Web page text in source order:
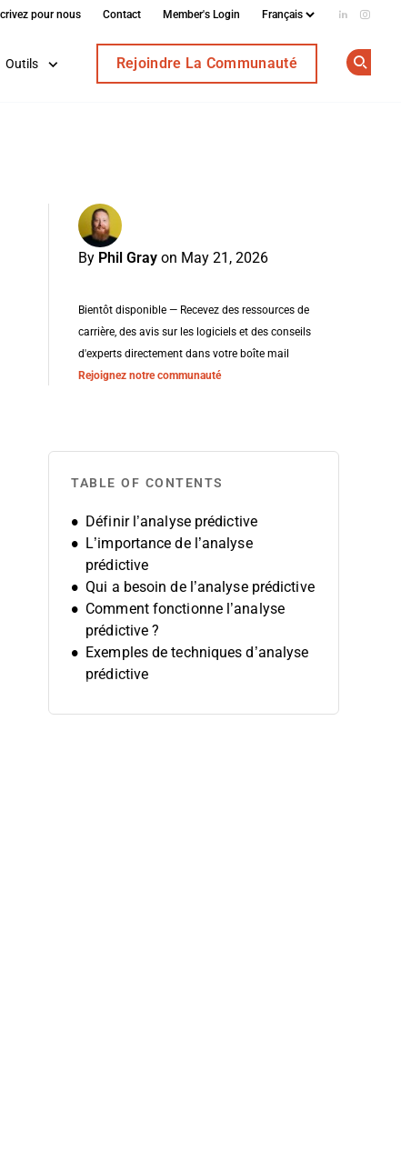
pour nous Contact Member's Login Add us
Outils Rejoindre La Communauté
By Phil Gray on May 21, 2026
Bientôt disponible — Recevez des ressources de
carrière, des avis sur les logiciels et des conseils
d'experts directement dans votre boîte mail
Rejoignez notre communauté
TABLE OF CONTENTS
Définir l’analyse prédictive
L’importance de l’analyse
prédictive
Qui a besoin de l’analyse prédictive
Comment fonctionne l’analyse
prédictive ?
Exemples de techniques d’analyse
prédictive
opérationnelle